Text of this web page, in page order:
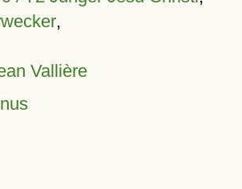
,
Vallière